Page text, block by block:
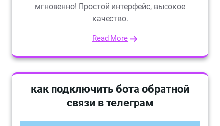
мгновенно! Простой интерфейс, высокое
качество.
Read More
как подключить бота обратной
связи в телеграм